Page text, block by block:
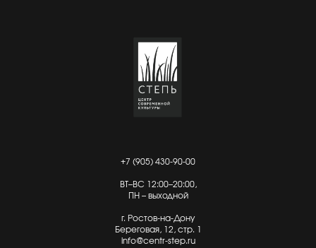
+7 (905) 430-90-00
ВТ–ВС 12:00–20:00,
ПН – выходной
г. Ростов-на-Дону
Береговая, 12, стр. 1
info@centr-step.ru